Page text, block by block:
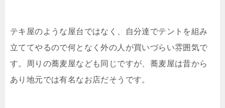
テキ屋のような屋台ではなく、自分達でテントを組み
立ててやるので何となく外の人が買いづらい雰囲気で
す。周りの蕎麦屋なども同じですが、蕎麦屋は昔から
あり地元では有名なお店だそうです。